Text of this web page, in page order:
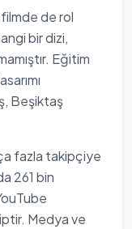
filmde de rol
bir dizi,
Eğitim
Beşiktaş
fazla takipçiye
261 bin
Medya ve